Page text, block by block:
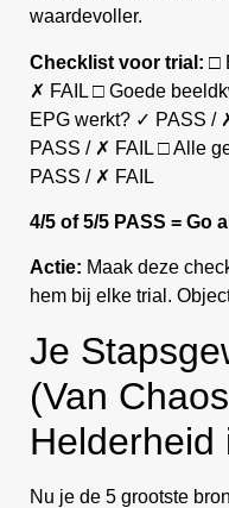
waardevoller.
Checklist voor trial: □
✗ FAIL □ Goede
EPG werkt? ✓ PASS /
PASS / ✗ FAIL □ Alle
PASS / ✗ FAIL
4/5 of 5/5 PASS = Go
Actie: Maak deze
hem bij elke trial.
Je
(Van
Helderheid
Nu je de 5 grootste